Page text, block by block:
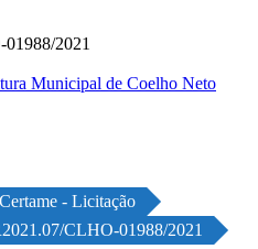
2021
Certame - Licitação
CLHO-01988/2021